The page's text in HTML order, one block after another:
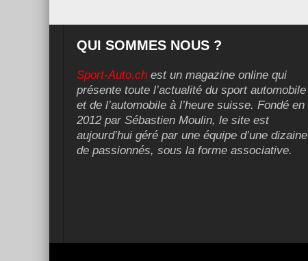
QUI SOMMES NOUS ?
Sport-Auto.ch est un magazine online qui
présente toute l’actualité du sport automobile
et de l’automobile à l’heure suisse. Fondé en
2012 par Sébastien Moulin, le site est
aujourd’hui géré par une équipe d’une dizaine
de passionnés, sous la forme associative.